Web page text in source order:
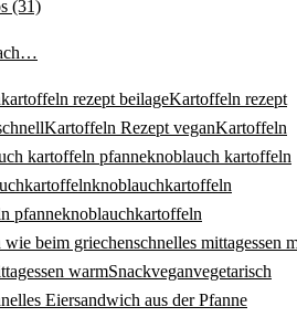
kartoffeln rezept beilageKartoffeln rezept
Kartoffeln Rezept veganKartoffeln
kartoffeln pfanneknoblauch kartoffeln
knoblauchkartoffeln
pfanneknoblauchkartoffeln
beim griechenschnelles mittagessen
warmSnackveganvegetarisch
Eiersandwich aus der Pfanne